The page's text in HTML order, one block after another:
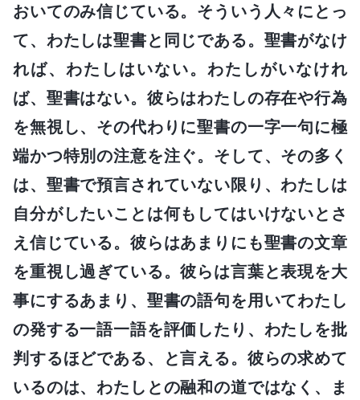
おいてのみ信じている。そういう人々にとっ
て、わたしは聖書と同じである。聖書がなけ
れば、わたしはいない。わたしがいなけれ
ば、聖書はない。彼らはわたしの存在や行為
を無視し、その代わりに聖書の一字一句に極
端かつ特別の注意を注ぐ。そして、その多く
は、聖書で預言されていない限り、わたしは
自分がしたいことは何もしてはいけないとさ
え信じている。彼らはあまりにも聖書の文章
を重視し過ぎている。彼らは言葉と表現を大
事にするあまり、聖書の語句を用いてわたし
の発する一語一語を評価したり、わたしを批
判するほどである、と言える。彼らの求めて
いるのは、わたしとの融和の道ではなく、ま